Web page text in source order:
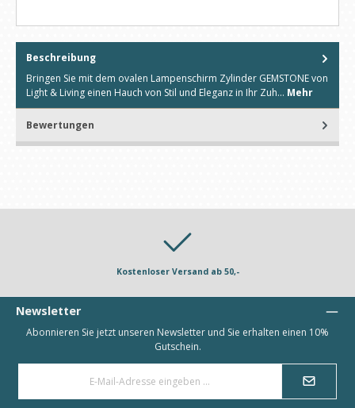
Beschreibung
Bringen Sie mit dem ovalen Lampenschirm Zylinder GEMSTONE von
Light & Living einen Hauch von Stil und Eleganz in Ihr Zuh… Mehr
Bewertungen
Kostenloser Versand ab 50,-
Newsletter
Abonnieren Sie jetzt unseren Newsletter und Sie erhalten einen 10%
Gutschein.